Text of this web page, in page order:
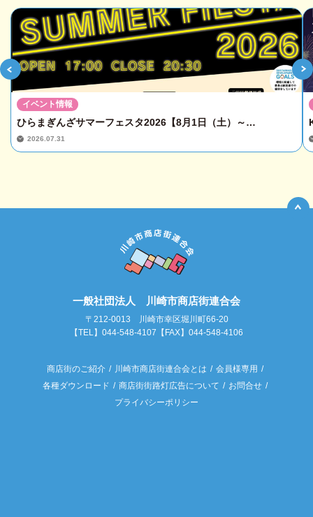
ひらまぎんざサマーフェスタ2026【8月1日（土）～…
2026.07.31
イベント情報
一般社団法人 川崎市商店街連合会
〒212-0013 川崎市幸区堀川町66-20
【TEL】044-548-4107【FAX】044-548-4106
商店街のご紹介 川崎市商店街連合会とは
会員様専用
各種ダウンロード
商店街街路灯広告について
お問合せ
プライバシーポリシー